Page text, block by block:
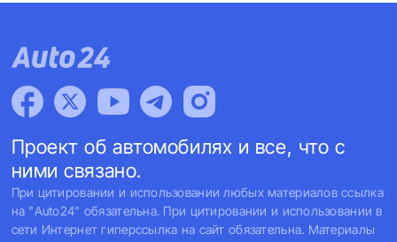
Проект об автомобилях и все, что с
ними связано.
При цитировании и использовании любых материалов ссылка
на "Auto24" обязательна. При цитировании и использовании в
сети Интернет гиперссылка на сайт обязательна. Материалы